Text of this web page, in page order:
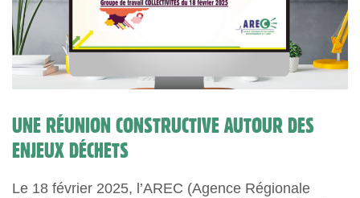
UNE RÉUNION CONSTRUCTIVE AUTOUR DES
ENJEUX DÉCHETS
Le 18 février 2025, l’AREC (Agence Régionale